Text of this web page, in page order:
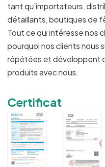
tant qu'importateurs,
détaillants, boutiques de
Tout ce qui intéresse nos
pourquoi nos clients nous
répétées et développent
produits avec nous.
Certificat